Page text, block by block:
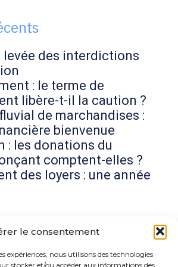
le consentement
expériences, nous utilisons des technologies
stocker et/ou accéder aux informations des
levée des interdictions
: le terme de
libère-t-il la caution ?
de marchandises :
bienvenue
: les donations du
comptent-elles ?
des loyers : une année
récents
à afficher.